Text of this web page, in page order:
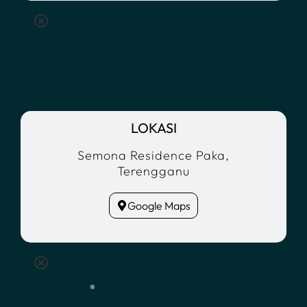
LOKASI
Semona Residence Paka,
Terengganu
Google Maps